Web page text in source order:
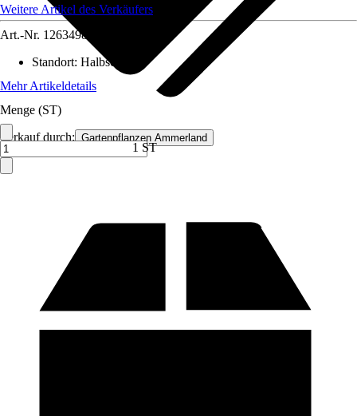
Verkauf durch: Gartenpflanzen Ammerland
Weitere Artikel des Verkäufers
Art.-Nr. 12634984
Standort: Halbschatten
Mehr Artikeldetails
Menge (ST)
1 ST